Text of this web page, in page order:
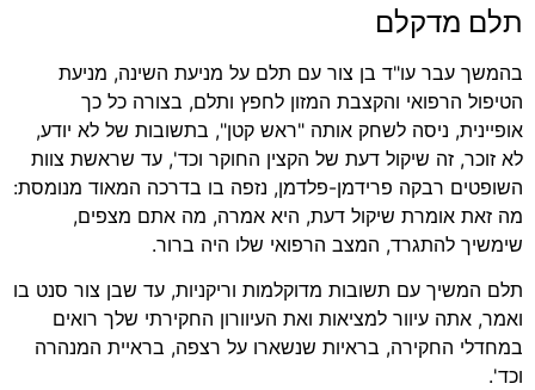
תלם מדקלם
בהמשך עבר עו"ד בן צור עם תלם על מניעת השינה, מניעת
הטיפול הרפואי והקצבת המזון לחפץ ותלם, בצורה כל כך
אופיינית, ניסה לשחק אותה "ראש קטן", בתשובות של לא יודע,
לא זוכר, זה שיקול דעת של הקצין החוקר וכד', עד שראשת צוות
השופטים רבקה פרידמן-פלדמן, נזפה בו בדרכה המאוד מנומסת:
מה זאת אומרת שיקול דעת, היא אמרה, מה אתם מצפים,
שימשיך להתגרד, המצב הרפואי שלו היה ברור.
תלם המשיך עם תשובות מדוקלמות וריקניות, עד שבן צור סנט בו
ואמר, אתה עיוור למציאות ואת העיוורון החקירתי שלך רואים
במחדלי החקירה, בראיות שנשארו על רצפה, בראיית המנהרה
וכד'.